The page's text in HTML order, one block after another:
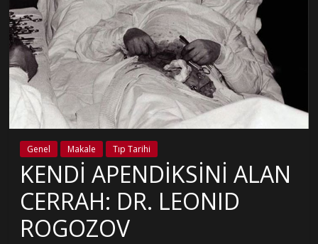
Genel Makale Tıp Tarihi
KENDİ APENDİKSİNİ ALAN
CERRAH: DR. LEONID
ROGOZOV